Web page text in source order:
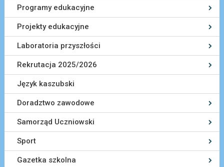
Programy edukacyjne
Projekty edukacyjne
Laboratoria przyszłości
Rekrutacja 2025/2026
Język kaszubski
Doradztwo zawodowe
Samorząd Uczniowski
Sport
Gazetka szkolna